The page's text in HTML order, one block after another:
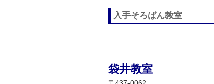
ョ
ン
入手そろばん教室
袋井教室